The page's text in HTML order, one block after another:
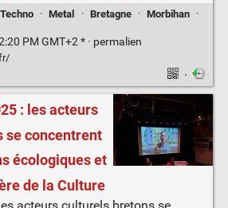
Techno · Metal · Bretagne · Morbihan
·
PM GMT+2 * · permalien
·
: les acteurs
se concentrent
écologiques et
de la Culture